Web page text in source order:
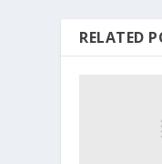
RELATED